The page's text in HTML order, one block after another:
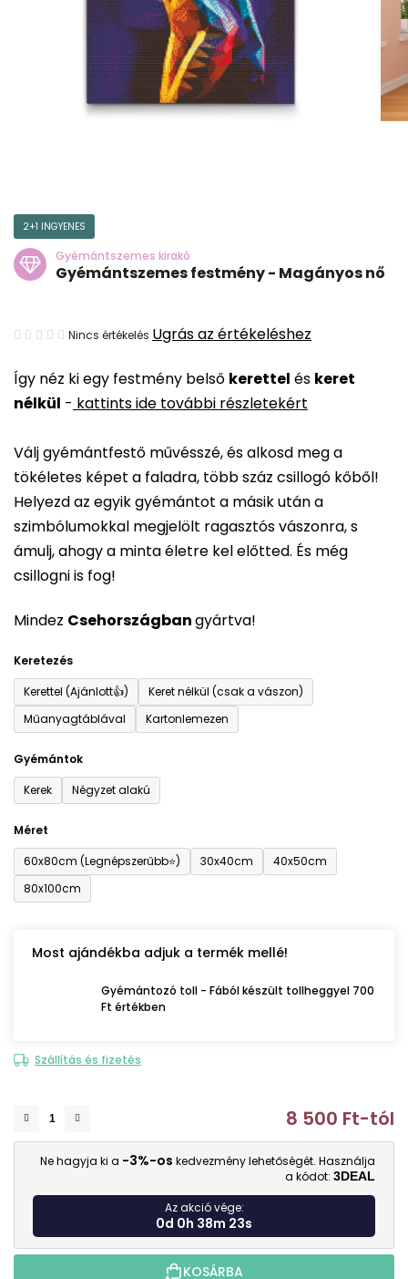
Így néz ki egy festmény belső kerettel és keret
nélkül - kattints ide további részletekért
Válj gyémántfestő művésszé, és alkosd meg a
tökéletes képet a faladra, több száz csillogó kőből!
Helyezd az egyik gyémántot a másik után a
szimbólumokkal megjelölt ragasztós vászonra, s
ámulj, ahogy a minta életre kel előtted. És még
csillogni is fog!
Mindez Csehországbangyártva!
Keretezés
Kerettel (Ajánlott👍)
Keret nélkül (csak a vászon)
Műanyagtáblával
Kartonlemezen
Gyémántok
Kerek
Négyzet alakú
Méret
60x80cm (Legnépszerűbb⭐)
30x40cm
40x50cm
80x100cm
Most ajándékba adjuk a termék mellé!
Gyémántozó toll - Fából készült tollheggyel 700
Ft értékben
Szállítás és fizetés
8 500 Ft-tól
Ne hagyja ki a -3%-os kedvezmény lehetőségét. Használja
a kódot: 3DEAL
Az akció vége:
0d 0h 38m 22s
KOSÁRBA
2+1 INGYENES
Gyémántszemes kirakó
Gyémántszemes festmény - Magányos nő
A
átlagos
értékelése
ből
0,0
csillag.
Nincs értékelés Ugrás az értékeléshez